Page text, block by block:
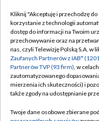
Abonament TVP
Emisja w TVP
Centrum informacji TVP
Naziemna Telewizja
Kliknij "Akceptuję i przechodzę
korzystanie z technologii
dostęp do informacji na Twoim
przechowywanie oraz na
nas, czyli Telewizję Polską S.A. w
Zaufanych Partnerów z IAB*
Partnerów TVP (93 firm), w
zautomatyzowanego
mierzenia ich skuteczności) i
także zgody na udostępnianie
Twoje dane osobowe zbierane